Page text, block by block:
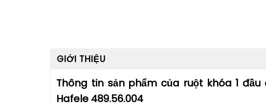
GIỚI THIỆU
Thông tin sản phẩm của ruột khóa 1 đầu
Hafele 489.56.004